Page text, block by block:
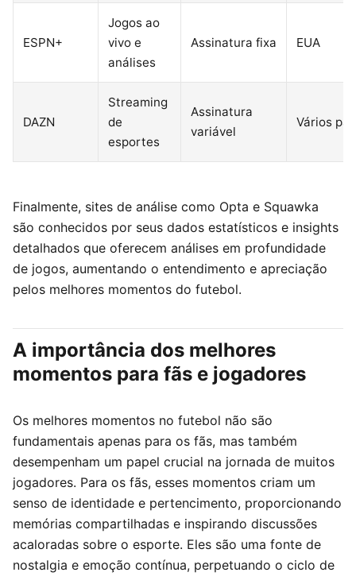
ESPN+
Jogos ao
vivo e
análises
Assinatura fixa EUA
DAZN
Streaming
de
esportes
Assinatura
variável
Vários
Finalmente, sites de análise como Opta e Squawka
são conhecidos por seus dados estatísticos e insights
detalhados que oferecem análises em profundidade
de jogos, aumentando o entendimento e apreciação
pelos melhores momentos do futebol.
A importância dos melhores
momentos para fãs e jogadores
Os melhores momentos no futebol não são
fundamentais apenas para os fãs, mas também
desempenham um papel crucial na jornada de muitos
jogadores. Para os fãs, esses momentos criam um
senso de identidade e pertencimento, proporcionando
memórias compartilhadas e inspirando discussões
acaloradas sobre o esporte. Eles são uma fonte de
nostalgia e emoção contínua, perpetuando o ciclo de